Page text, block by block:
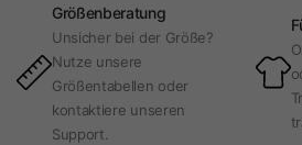
Größenberatung
Unsicher bei der Größe?
Nutze unsere
Größentabellen oder
kontaktiere unseren
Support.